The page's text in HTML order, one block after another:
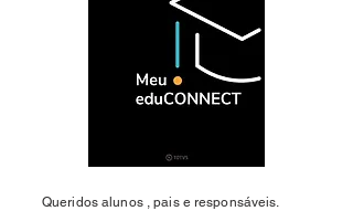
Queridos alunos , pais e responsáveis.